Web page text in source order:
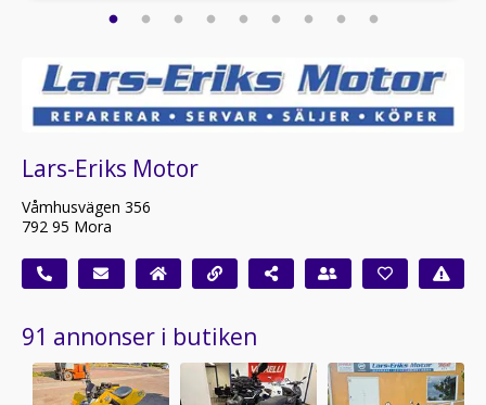
Lars-Eriks Motor
Våmhusvägen 356
792 95 Mora
91 annonser i butiken